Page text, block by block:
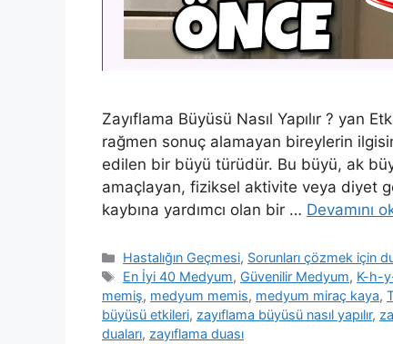
Zayıflama Büyüsü Nasıl Yapılır ? yan
rağmen sonuç alamayan bireylerin
edilen bir büyü türüdür. Bu büyü, ak
amaçlayan, fiziksel aktivite veya diyet
kaybına yardımcı olan bir … Devamını
Hastalığın Geçmesi, Sorunları çözmek için
En İyi 40 Medyum, Güvenilir Medyum, K-h-
memiş, medyum memis, medyum miraç kaya,
büyüsü etkileri, zayıflama büyüsü nasıl yapılır,
duaları, zayıflama duası